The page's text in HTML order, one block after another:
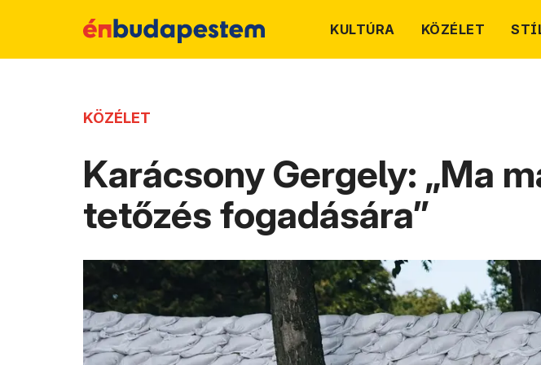
KULTÚRA KÖZÉLET
KÖZÉLET
Karácsony Gergely: „Ma
tetőzés fogadására”